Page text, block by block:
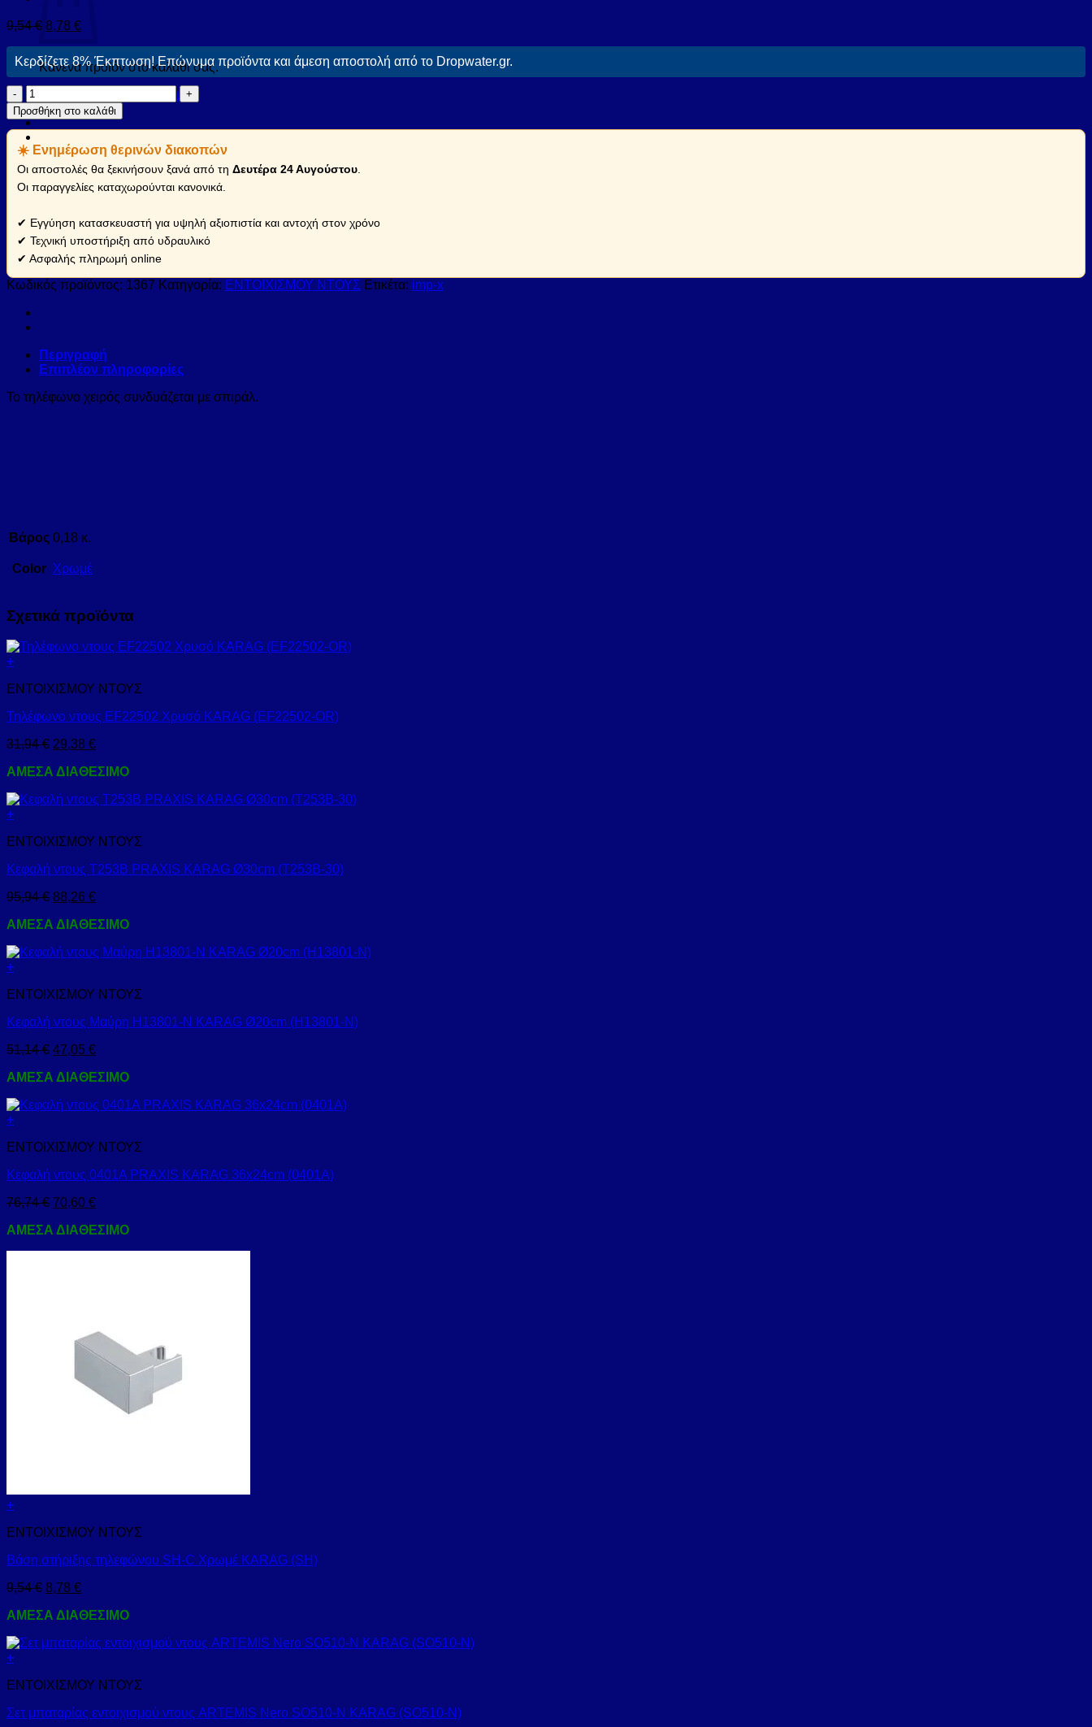
Κανένα προϊόν στο καλάθι σας.
Επιστροφή στο κατάστημα
9,54€ 8,78 €
Κερδίζετε 8% Έκπτωση! Επώνυμα προϊόντα και άμεση αποστολή από το Dropwater.gr.
Τηλέφωνο
ντους
1367
Χρωμέ
PRAXIS
KARAG
ποσότητα
Προσθήκη στο καλάθι
☀️ Ενημέρωση θερινών διακοπών
Οι αποστολές θα ξεκινήσουν ξανά από τη Δευτέρα 24 Αυγούστου
Οι παραγγελίες καταχωρούνται κανονικά.
✔ Εγγύηση κατασκευαστή για υψηλή αξιοπιστία και αντοχή στον χρόνο
✔ Τεχνική υποστήριξη από υδραυλικό
✔ Ασφαλής πληρωμή online
Κωδικός προϊόντος: 1367 Κατηγορία: ΕΝΤΟΙΧΙΣΜΟΥ ΝΤΟΥΣ Ετικέτα: imp-x
Περιγραφή
Επιπλέον πληροφορίες
Το τηλέφωνο χειρός συνδυάζεται με σπιράλ.
Βάρος 0,18 κ.
Color Χρωμέ
Σχετικά προϊόντα
+
ΕΝΤΟΙΧΙΣΜΟΥ ΝΤΟΥΣ
Τηλέφωνο ντους EF22502 Χρυσό KARAG (EF22502-OR)
31,94€ 29,38 €
ΑΜΕΣΑ ΔΙΑΘΕΣΙΜΟ
+
ΕΝΤΟΙΧΙΣΜΟΥ ΝΤΟΥΣ
Κεφαλή ντους Τ253Β PRAXIS KARAG Ø30cm (T253B-30)
95,94€ 88,26 €
ΑΜΕΣΑ ΔΙΑΘΕΣΙΜΟ
+
ΕΝΤΟΙΧΙΣΜΟΥ ΝΤΟΥΣ
Κεφαλή ντους Μαύρη H13801-N KARAG Ø20cm (H13801-N)
51,14€ 47,05 €
ΑΜΕΣΑ ΔΙΑΘΕΣΙΜΟ
+
ΕΝΤΟΙΧΙΣΜΟΥ ΝΤΟΥΣ
Κεφαλή ντους 0401A PRAXIS KARAG 36x24cm (0401A)
76,74€ 70,60 €
ΑΜΕΣΑ ΔΙΑΘΕΣΙΜΟ
+
ΕΝΤΟΙΧΙΣΜΟΥ ΝΤΟΥΣ
Βάση στήριξης τηλεφώνου SH-C Χρωμέ KARAG (SH)
9,54€ 8,78 €
ΑΜΕΣΑ ΔΙΑΘΕΣΙΜΟ
+
ΕΝΤΟΙΧΙΣΜΟΥ ΝΤΟΥΣ
Σετ μπαταρίας εντοιχισμού ντους ARTEMIS Nero SO510-N KARAG (SO510-N)